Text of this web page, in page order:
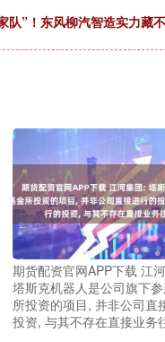
”！东风柳汽智造实力藏
期货配资官网APP下载 江
塔斯克机器人是公司旗下
所投资的项目, 并非公司直
投资, 与其不存在直接业务